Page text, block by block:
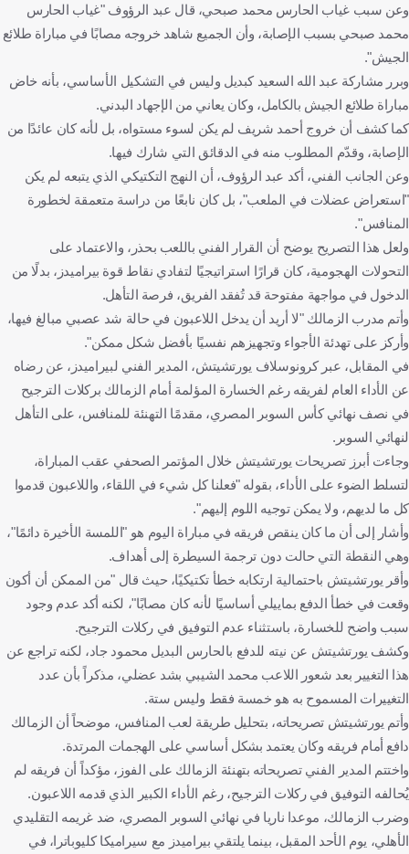
وعن سبب غياب الحارس محمد صبحي، قال عبد الرؤوف "غياب الحارس
محمد صبحي بسبب الإصابة، وأن الجميع شاهد خروجه مصابًا في مباراة طلائع
الجيش".
وبرر مشاركة عبد الله السعيد كبديل وليس في التشكيل الأساسي، بأنه خاض
مباراة طلائع الجيش بالكامل، وكان يعاني من الإجهاد البدني.
كما كشف أن خروج أحمد شريف لم يكن لسوء مستواه، بل لأنه كان عائدًا من
الإصابة، وقدّم المطلوب منه في الدقائق التي شارك فيها.
وعن الجانب الفني، أكد عبد الرؤوف، أن النهج التكتيكي الذي يتبعه لم يكن
"استعراض عضلات في الملعب"، بل كان نابعًا من دراسة متعمقة لخطورة
المنافس".
ولعل هذا التصريح يوضح أن القرار الفني باللعب بحذر، والاعتماد على
التحولات الهجومية، كان قرارًا استراتيجيًا لتفادي نقاط قوة بيراميدز، بدلًا من
الدخول في مواجهة مفتوحة قد تُفقد الفريق، فرصة التأهل.
وأتم مدرب الزمالك "لا أريد أن يدخل اللاعبون في حالة شد عصبي مبالغ فيها،
وأركز على تهدئة الأجواء وتجهيزهم نفسيًا بأفضل شكل ممكن".
في المقابل، عبر كرونوسلاف يورتشيتش، المدير الفني لبيراميدز، عن رضاه
عن الأداء العام لفريقه رغم الخسارة المؤلمة أمام الزمالك بركلات الترجيح
في نصف نهائي كأس السوبر المصري، مقدمًا التهنئة للمنافس، على التأهل
لنهائي السوبر.
وجاءت أبرز تصريحات يورتشيتش خلال المؤتمر الصحفي عقب المباراة،
لتسلط الضوء على الأداء، بقوله "فعلنا كل شيء في اللقاء، واللاعبون قدموا
كل ما لديهم، ولا يمكن توجيه اللوم إليهم".
وأشار إلى أن ما كان ينقص فريقه في مباراة اليوم هو "اللمسة الأخيرة دائمًا"،
وهي النقطة التي حالت دون ترجمة السيطرة إلى أهداف.
وأقر يورتشيتش باحتمالية ارتكابه خطأ تكتيكيًا، حيث قال "من الممكن أن أكون
وقعت في خطأ الدفع بماييلي أساسيًا لأنه كان مصابًا"، لكنه أكد عدم وجود
سبب واضح للخسارة، باستثناء عدم التوفيق في ركلات الترجيح.
وكشف يورتشيتش عن نيته للدفع بالحارس البديل محمود جاد، لكنه تراجع عن
هذا التغيير بعد شعور اللاعب محمد الشيبي بشد عضلي، مذكراً بأن عدد
التغييرات المسموح به هو خمسة فقط وليس ستة.
وأتم يورتشيتش تصريحاته، بتحليل طريقة لعب المنافس، موضحاً أن الزمالك
دافع أمام فريقه وكان يعتمد بشكل أساسي على الهجمات المرتدة.
واختتم المدير الفني تصريحاته بتهنئة الزمالك على الفوز، مؤكداً أن فريقه لم
يُحالفه التوفيق في ركلات الترجيح، رغم الأداء الكبير الذي قدمه اللاعبون.
وضرب الزمالك، موعدا ناريا في نهائي السوبر المصري، ضد غريمه التقليدي
الأهلي، يوم الأحد المقبل، بينما يلتقي بيراميدز مع سيراميكا كليوباترا، في